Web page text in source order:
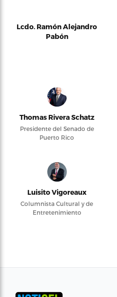
Lcdo. Ramón Alejandro
Pabón
Thomas Rivera Schatz
Presidente del Senado de
Puerto Rico
Luisito Vigoreaux
Columnista Cultural y de
Entretenimiento